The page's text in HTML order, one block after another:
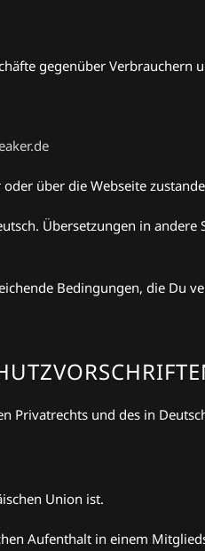
gegenüber Verbrauchern
über die Webseite
Übersetzungen in
Bedingungen, die Du
Privatrechts und des in
Union ist.
Aufenthalt in einem